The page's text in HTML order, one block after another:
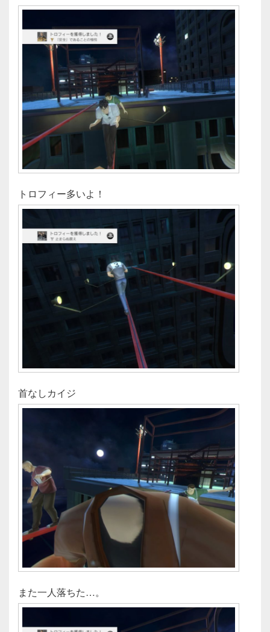
トロフィー多いよ！
首なしカイジ
また一人落ちた…。